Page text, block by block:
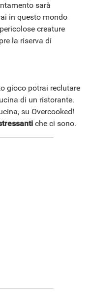
sarà
in questo mondo
creature
la riserva di
gioco potrai reclutare
di un ristorante.
su Overcooked!
che ci sono.